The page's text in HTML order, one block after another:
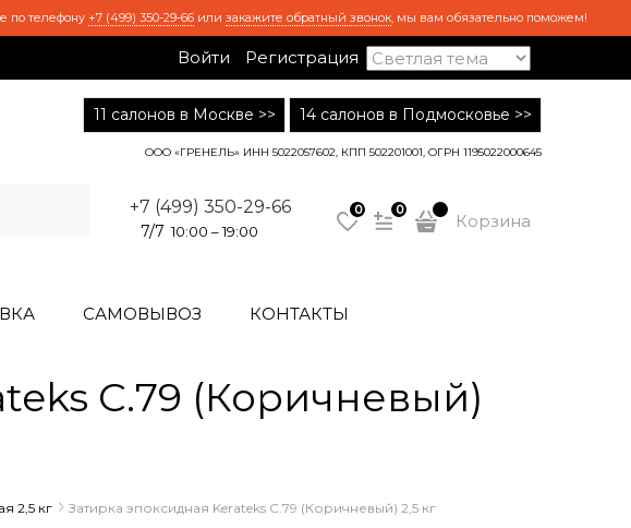
по телефону +7 (499) 350-29-66 или закажите обратный звонок, мы вам обязательно поможем!
Войти Регистрация
11 салонов в Москве >> 14 салонов в Подмосковье >>
ООО «ГРЕНЕЛЬ» ИНН 5022057602, КПП 502201001, ОГРН 1195022000645
+7 (499) 350-29-66
7/7 10:00 – 19:00
0 0
Корзина
САМОВЫВОЗ КОНТАКТЫ
C.79 (Коричневый)
2,5 кг Затирка эпоксидная Kerateks C.79 (Коричневый) 2,5 кг